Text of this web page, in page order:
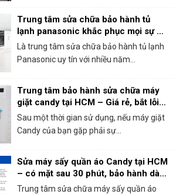
Trung tâm sửa chữa bảo hành tủ
lạnh panasonic khắc phục mọi sự cố
trong 1 lần gọi
Là trung tâm sửa chữa bảo hành tủ lạnh
Panasonic uy tín với nhiều năm...
Trung tâm bảo hành sửa chữa máy
giặt candy tại HCM – Giá rẻ, bắt lỗi
chính xác 100%
Sau một thời gian sử dụng, nếu máy giặt
Candy của bạn gặp phải sự...
Sửa máy sấy quần áo Candy tại HCM
– có mặt sau 30 phút, bảo hành dài
hạn!
Trung tâm sửa chữa máy sấy quần áo